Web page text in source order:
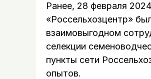
Ранее, 28 февраля
«Россельхозцентр»
взаимовыгодном
селекции
пункты сети
опытов.